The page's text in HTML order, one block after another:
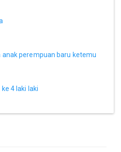
anak perempuan baru ketemu
4 laki laki